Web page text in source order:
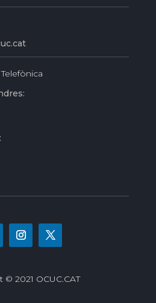
© 2021 OCUC.CAT